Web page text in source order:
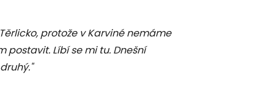
protože v Karviné nemáme
postavit. Líbí se mi tu. Dnešní